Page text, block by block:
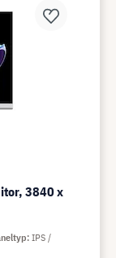
3840 x
IPS